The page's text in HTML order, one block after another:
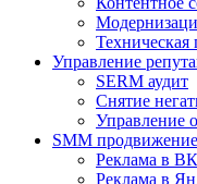
Техническая
Управление
SERM аудит
Снятие
Управление
SMM
Реклама в ВК
Реклама в